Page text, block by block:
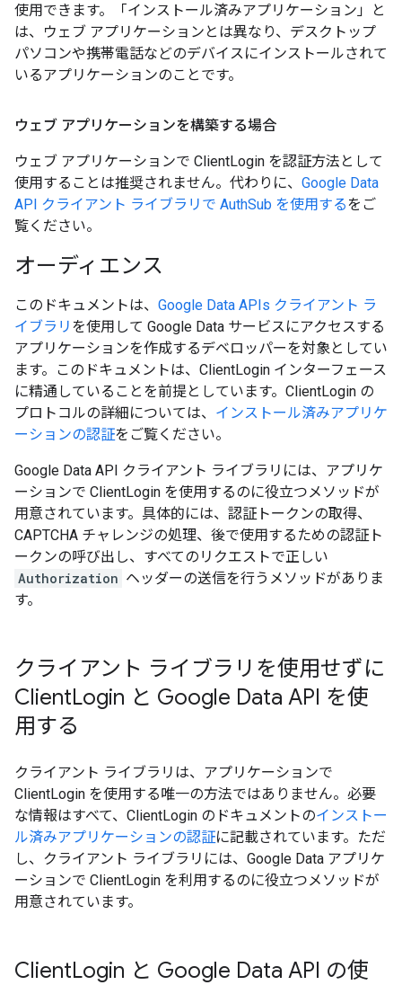
使用できます。「インストール済みアプリケーション」と
は、ウェブ アプリケーションとは異なり、デスクトップ
パソコンや携帯電話などのデバイスにインストールされて
いるアプリケーションのことです。
ウェブ アプリケーションを構築する場合
ウェブ アプリケーションで ClientLogin を認証方法として
使用することは推奨されません。代わりに、 Google Data
API クライアント ライブラリで AuthSub を使用するをご
覧ください。
オーディエンス
このドキュメントは、 Google Data APIs クライアント ラ
イブラリ を使用して Google Data サービスにアクセスする
アプリケーションを作成するデベロッパーを対象としてい
ます。このドキュメントは、ClientLogin インターフェース
に精通していることを前提としています。ClientLogin の
プロトコルの詳細については、 インストール済みアプリケ
ーションの認証をご覧ください。
Google Data API クライアント ライブラリには、アプリケ
ーションで ClientLogin を使用するのに役立つメソッドが
用意されています。具体的には、認証トークンの取得、
CAPTCHA チャレンジの処理、後で使用するための認証ト
ークンの呼び出し、すべてのリクエストで正しい
Authorization ヘッダーの送信を行うメソッドがありま
す。
クライアント ライブラリを使用せずに
ClientLogin と Google Data API を使
用する
クライアント ライブラリは、アプリケーションで
ClientLogin を使用する唯一の方法ではありません。必要
な情報はすべて、ClientLogin のドキュメントのインストー
ル済みアプリケーションの認証に記載されています。ただ
し、クライアント ライブラリには、Google Data アプリケ
ーションで ClientLogin を利用するのに役立つメソッドが
用意されています。
ClientLogin と Google Data API の使